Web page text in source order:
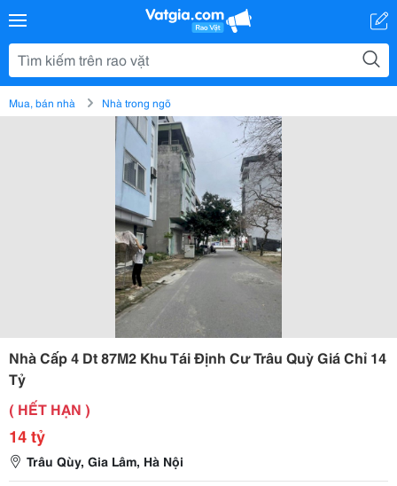
Mua, bán nhà Nhà trong ngõ
Nhà Cấp 4 Dt 87M2 Khu Tái Định Cư Trâu Quỳ Giá Chỉ 14
Tỷ
( HẾT HẠN )
14 tỷ
Trâu Qùy, Gia Lâm, Hà Nội